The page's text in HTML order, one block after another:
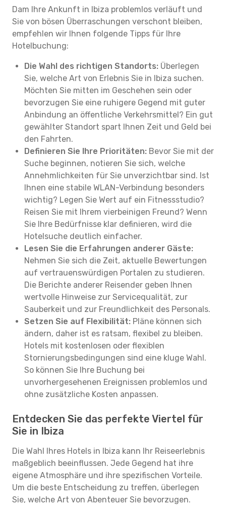
Dam Ihre Ankunft in Ibiza problemlos verläuft und
Sie von bösen Überraschungen verschont bleiben,
empfehlen wir Ihnen folgende Tipps für Ihre
Hotelbuchung:
Die Wahl des richtigen Standorts: Überlegen
Sie, welche Art von Erlebnis Sie in Ibiza suchen.
Möchten Sie mitten im Geschehen sein oder
bevorzugen Sie eine ruhigere Gegend mit guter
Anbindung an öffentliche Verkehrsmittel? Ein gut
gewählter Standort spart Ihnen Zeit und Geld bei
den Fahrten.
Definieren Sie Ihre Prioritäten: Bevor Sie mit der
Suche beginnen, notieren Sie sich, welche
Annehmlichkeiten für Sie unverzichtbar sind. Ist
Ihnen eine stabile WLAN-Verbindung besonders
wichtig? Legen Sie Wert auf ein Fitnessstudio?
Reisen Sie mit Ihrem vierbeinigen Freund? Wenn
Sie Ihre Bedürfnisse klar definieren, wird die
Hotelsuche deutlich einfacher.
Lesen Sie die Erfahrungen anderer Gäste:
Nehmen Sie sich die Zeit, aktuelle Bewertungen
auf vertrauenswürdigen Portalen zu studieren.
Die Berichte anderer Reisender geben Ihnen
wertvolle Hinweise zur Servicequalität, zur
Sauberkeit und zur Freundlichkeit des Personals.
Setzen Sie auf Flexibilität: Pläne können sich
ändern, daher ist es ratsam, flexibel zu bleiben.
Hotels mit kostenlosen oder flexiblen
Stornierungsbedingungen sind eine kluge Wahl.
So können Sie Ihre Buchung bei
unvorhergesehenen Ereignissen problemlos und
ohne zusätzliche Kosten anpassen.
Entdecken Sie das perfekte Viertel für
Sie in Ibiza
Die Wahl Ihres Hotels in Ibiza kann Ihr Reiseerlebnis
maßgeblich beeinflussen. Jede Gegend hat ihre
eigene Atmosphäre und ihre spezifischen Vorteile.
Um die beste Entscheidung zu treffen, überlegen
Sie, welche Art von Abenteuer Sie bevorzugen.